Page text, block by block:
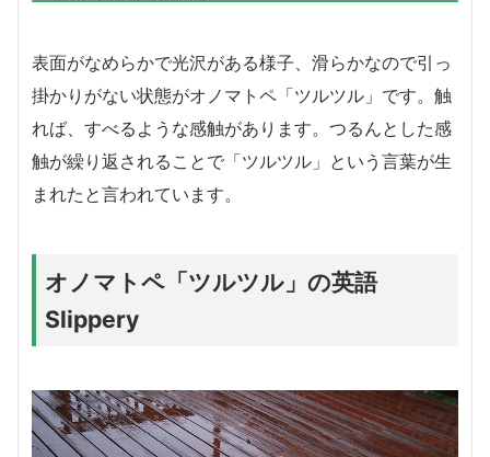
表面がなめらかで光沢がある様子、滑らかなので引っ
掛かりがない状態がオノマトペ「ツルツル」です。触
れば、すべるような感触があります。つるんとした感
触が繰り返されることで「ツルツル」という言葉が生
まれたと言われています。
オノマトペ「ツルツル」の英語
Slippery